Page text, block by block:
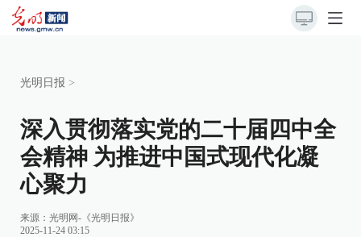
光明日报 >
深入贯彻落实党的二十届四中全
会精神 为推进中国式现代化凝
心聚力
来源： 光明网-《光明日报》
2025-11-24 03:15